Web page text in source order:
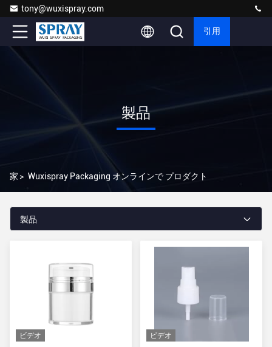
tony@wuxispray.com
引用
製品
家 > Wuxispray Packaging オンラインで プロダクト
製品
ビデオ ビデオ